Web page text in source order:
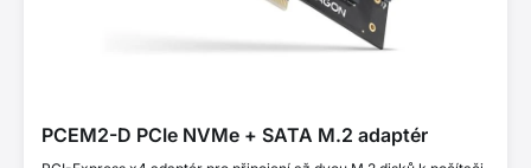
PCEM2-D PCIe NVMe + SATA M.2 adaptér